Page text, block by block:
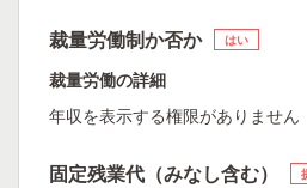
裁量労働制か否か はい
裁量労働の詳細
年収を表示する権限がありません
固定残業代（みなし含む）